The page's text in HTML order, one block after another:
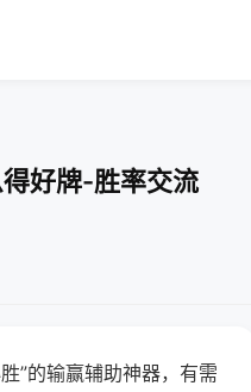
好牌-胜率交流
”的输赢辅助神器，有需